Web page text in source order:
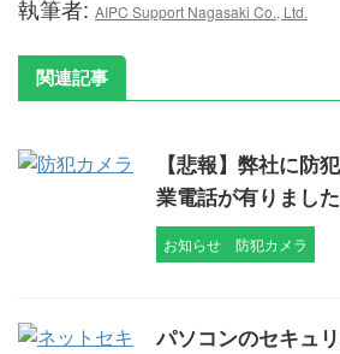
執筆者: AIPC Support Nagasaki Co., Ltd.
関連記事
【悲報】弊社に防
業電話が有りました
お知らせ 防犯カメラ
パソコンのセキュ